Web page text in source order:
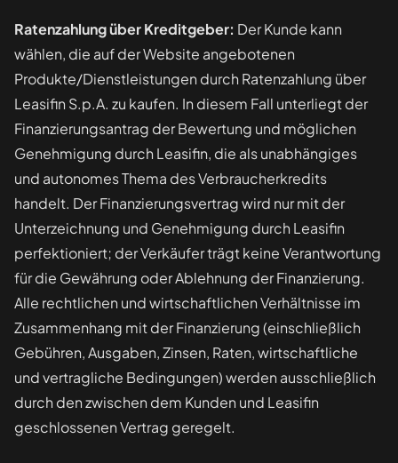
Ratenzahlung über Kreditgeber: Der Kunde kann
wählen, die auf der Website angebotenen
Produkte/Dienstleistungen durch Ratenzahlung über
Leasifin S.p.A. zu kaufen. In diesem Fall unterliegt der
Finanzierungsantrag der Bewertung und möglichen
Genehmigung durch Leasifin, die als unabhängiges
und autonomes Thema des Verbraucherkredits
handelt. Der Finanzierungsvertrag wird nur mit der
Unterzeichnung und Genehmigung durch Leasifin
perfektioniert; der Verkäufer trägt keine Verantwortung
für die Gewährung oder Ablehnung der Finanzierung.
Alle rechtlichen und wirtschaftlichen Verhältnisse im
Zusammenhang mit der Finanzierung (einschließlich
Gebühren, Ausgaben, Zinsen, Raten, wirtschaftliche
und vertragliche Bedingungen) werden ausschließlich
durch den zwischen dem Kunden und Leasifin
geschlossenen Vertrag geregelt.